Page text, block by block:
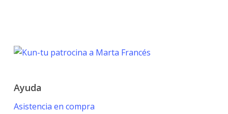
Ayuda
Asistencia en compra